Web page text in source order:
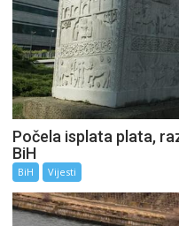
Počela isplata plata,
BiH
BiH Vijesti